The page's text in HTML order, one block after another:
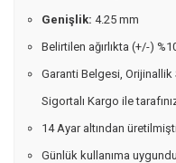
Genişlik: 4.25 mm
Belirtilen ağırlıkta (+/-)
Garanti Belgesi, Orijinallik
Sigortalı Kargo ile
14 Ayar altından
Günlük kullanıma